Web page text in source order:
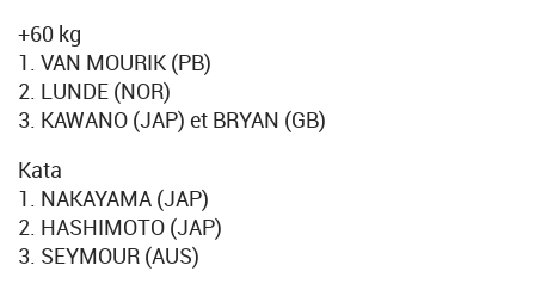
+60 kg
1. VAN MOURIK (PB)
2. LUNDE (NOR)
3. KAWANO (JAP) et BRYAN (GB)
Kata
1. NAKAYAMA (JAP)
2. HASHIMOTO (JAP)
3. SEYMOUR (AUS)